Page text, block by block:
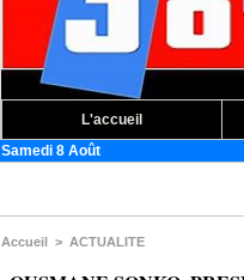
L'accueil
Samedi 8 Août
ACCUSES
Accueil > ACTUALITE